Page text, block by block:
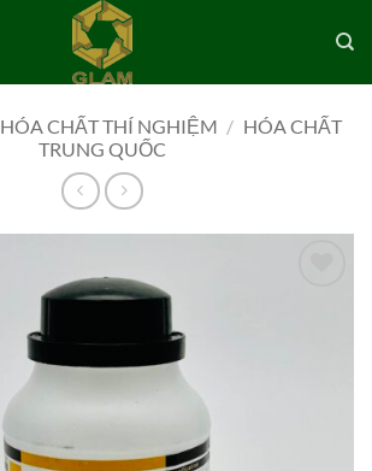
HÓA CHẤT THÍ NGHIỆM / HÓA CHẤT
TRUNG QUỐC